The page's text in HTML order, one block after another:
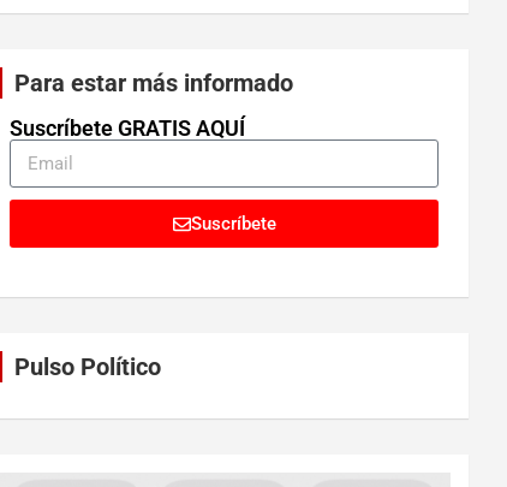
Para estar más informado
Suscríbete GRATIS AQUÍ
Suscríbete
Pulso Político